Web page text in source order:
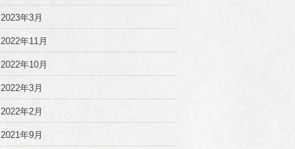
2023年3月
2022年11月
2022年10月
2022年3月
2022年2月
2021年9月